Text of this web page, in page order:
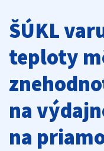
ŠÚKL
teploty
na
na